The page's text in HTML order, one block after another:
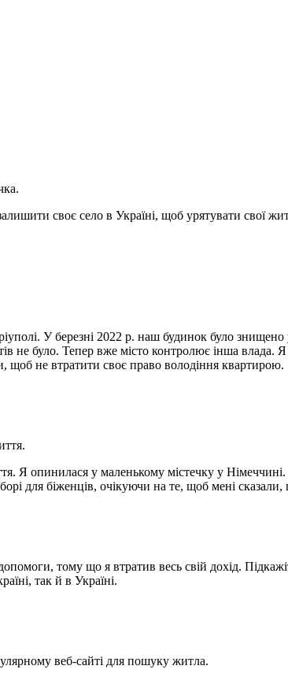
своє село в Україні, щоб урятувати свої
У березні 2022 р. наш будинок було знищено
не було. Тепер вже місто контролює інша влада.
не втратити своє право володіння квартирою.
Я опинилася у маленькому містечку у
для біженців, очікуючи на те, щоб мені
тому що я втратив весь свій дохід.
так й в Україні.
веб-сайті для пошуку житла.